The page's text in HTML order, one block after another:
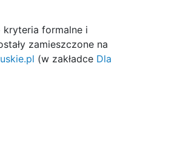
formalne i
zamieszczone na
(w zakładce Dla